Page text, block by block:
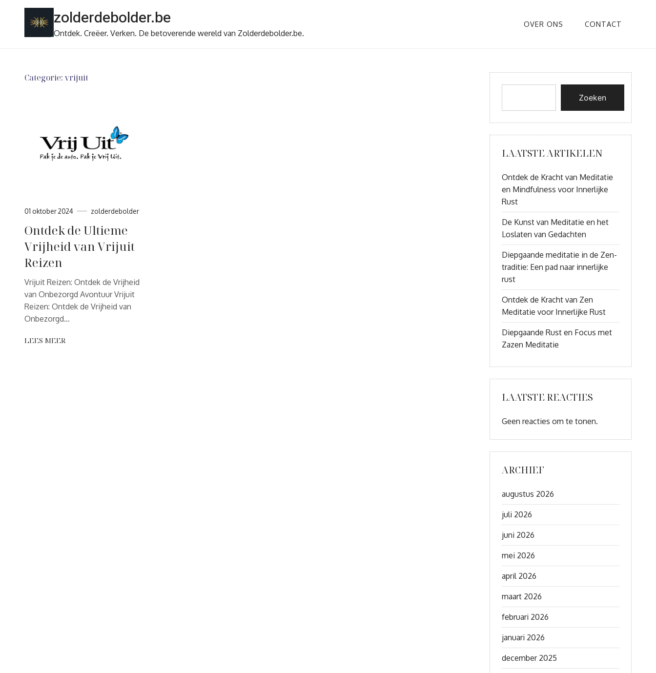
zolderdebolder.be
Ontdek. Creëer. Verken. De betoverende wereld van Zolderdebolder.be.
OVER ONS CONTACT
Categorie: vrijuit
01 oktober 2024 zolderdebolder
Ontdek de Ultieme
Vrijheid van Vrijuit
Reizen
Vrijuit Reizen: Ontdek de Vrijheid
van Onbezorgd Avontuur Vrijuit
Reizen: Ontdek de Vrijheid van
Onbezorgd…
LEES MEER
Zoeken
LAATSTE ARTIKELEN
Ontdek de Kracht van Meditatie
en Mindfulness voor Innerlijke
Rust
De Kunst van Meditatie en het
Loslaten van Gedachten
Diepgaande meditatie in de Zen-
traditie: Een pad naar innerlijke
rust
Ontdek de Kracht van Zen
Meditatie voor Innerlijke Rust
Diepgaande Rust en Focus met
Zazen Meditatie
LAATSTE REACTIES
Geen reacties om te tonen.
ARCHIEF
augustus 2026
juli 2026
juni 2026
mei 2026
april 2026
maart 2026
februari 2026
januari 2026
december 2025